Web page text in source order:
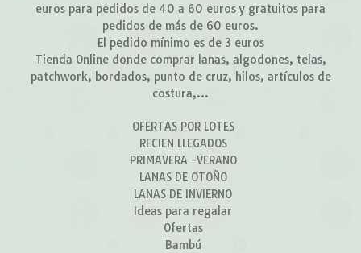
euros para pedidos de 40 a 60 euros y gratuitos para
pedidos de más de 60 euros.
El pedido mínimo es de 3 euros
Tienda Online donde comprar lanas, algodones, telas,
patchwork, bordados, punto de cruz, hilos, artículos de
costura,...
OFERTAS POR LOTES
RECIEN LLEGADOS
PRIMAVERA -VERANO
LANAS DE OTOÑO
LANAS DE INVIERNO
Ideas para regalar
Ofertas
Bambú